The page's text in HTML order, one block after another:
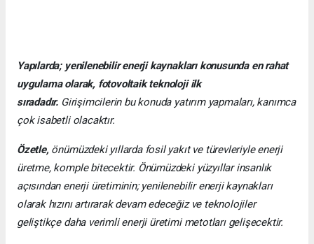
Yapılarda; yenilenebilir enerji kaynakları konusunda en rahat
uygulama olarak, fotovoltaik teknoloji ilk
sıradadır. Girişimcilerin bu konuda yatırım yapmaları, kanımca
çok isabetli olacaktır.
Özetle,önümüzdeki yıllarda fosil yakıt ve türevleriyle enerji
üretme, komple bitecektir. Önümüzdeki yüzyıllar insanlık
açısından enerji üretiminin; yenilenebilir enerji kaynakları
olarak hızını artırarak devam edeceğiz ve teknolojiler
geliştikçe daha verimli enerji üretimi metotları gelişecektir.